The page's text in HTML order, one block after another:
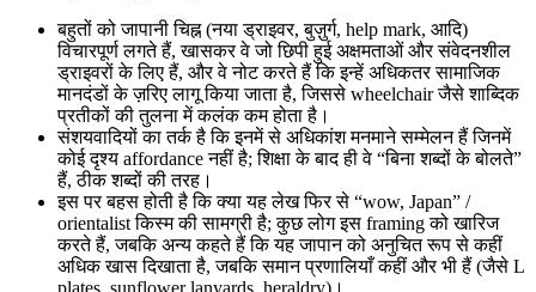
बहुतों को जापानी चिह्न (नया ड्राइवर, बुज़ुर्ग, help mark, आदि)
विचारपूर्ण लगते हैं, खासकर वे जो छिपी हुई अक्षमताओं और संवेदनशील
ड्राइवरों के लिए हैं, और वे नोट करते हैं कि इन्हें अधिकतर सामाजिक
मानदंडों के ज़रिए लागू किया जाता है, जिससे wheelchair जैसे शाब्दिक
प्रतीकों की तुलना में कलंक कम होता है।
संशयवादियों का तर्क है कि इनमें से अधिकांश मनमाने सम्मेलन हैं जिनमें
कोई दृश्य affordance नहीं है; शिक्षा के बाद ही वे “बिना शब्दों के बोलते”
हैं, ठीक शब्दों की तरह।
इस पर बहस होती है कि क्या यह लेख फिर से “wow, Japan” /
orientalist किस्म की सामग्री है; कुछ लोग इस framing को खारिज
करते हैं, जबकि अन्य कहते हैं कि यह जापान को अनुचित रूप से कहीं
अधिक खास दिखाता है, जबकि समान प्रणालियाँ कहीं और भी हैं (जैसे L
plates, sunflower lanyards, heraldry)।